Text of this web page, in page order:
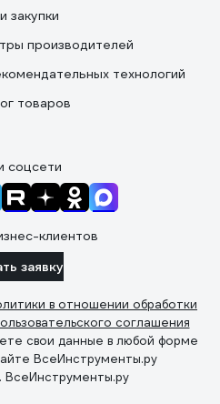
закупки
производителей
технологий
товаров
соцсети
клиентов
заявку
в отношении обработки
соглашения
свои данные в любой форме
ВсеИнструменты.ру